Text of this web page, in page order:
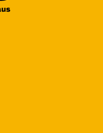
Tod
Holocaust-
Kuschnir,
Tarnowezka —
Fischer-Fels